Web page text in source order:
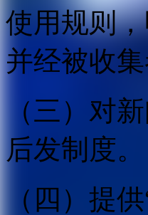
使用规则
并经被收集
（三）对
后发制度。
（四）提